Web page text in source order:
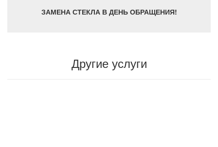
ЗАМЕНА СТЕКЛА В ДЕНЬ ОБРАЩЕНИЯ!
Другие услуги